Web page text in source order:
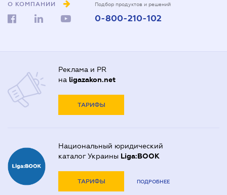
О КОМПАНИИ Подбор продуктов и решений
0-800-210-102
Реклама и PR
на ligazakon.net
ТАРИФЫ
Национальный юридический
каталог Украины Liga:BOOK
ТАРИФЫ ПОДРОБНЕЕ